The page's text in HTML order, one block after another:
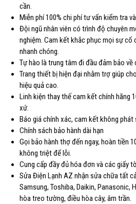
cần.
Miễn phí 100% chi phí tư vấn kiểm tra
Đội ngũ nhân viên có trình độ chuyên
nghiệm. Cam kết khắc phục mọi sự cố
nhanh chóng.
Tự hào là trung tâm đi đầu đảm bảo về
Trang thiết bị hiện đại nhằm trợ giúp
hiệu quả cao.
Linh kiện thay thế cam kết chính hãng
xứ.
Báo giá chính xác, cam kết không
Chính sách bảo hành dài hạn
Gọi bảo hành thợ đến ngay, hoàn tiền
không triệt để lỗi.
Cung cấp đầy đủ hóa đơn và các giấy
Sửa Điện Lạnh AZ nhận sửa chữa tất
Samsung, Toshiba, Daikin, Panasonic,
hòa treo tường, điều hòa cây, âm trần.